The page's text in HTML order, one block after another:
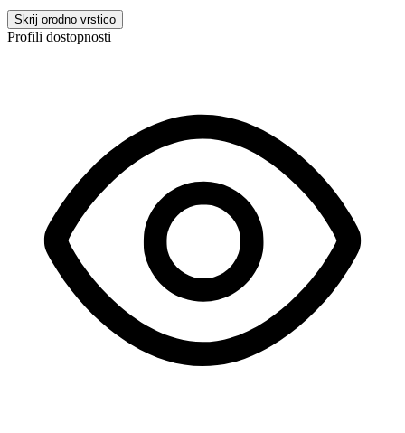
Skrij orodno vrstico
Profili dostopnosti